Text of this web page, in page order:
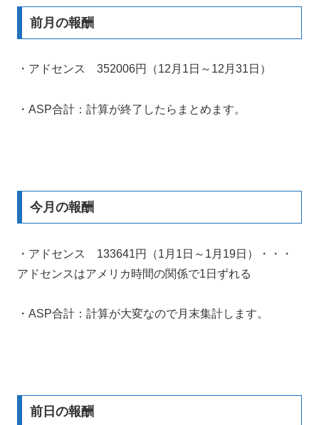
前月の報酬
・アドセンス 352006円（12月1日～12月31日）
・ASP合計：計算が終了したらまとめます。
今月の報酬
・アドセンス 133641円（1月1日～1月19日）・・・
アドセンスはアメリカ時間の関係で1日ずれる
・ASP合計：計算が大変なので月末集計します。
前日の報酬